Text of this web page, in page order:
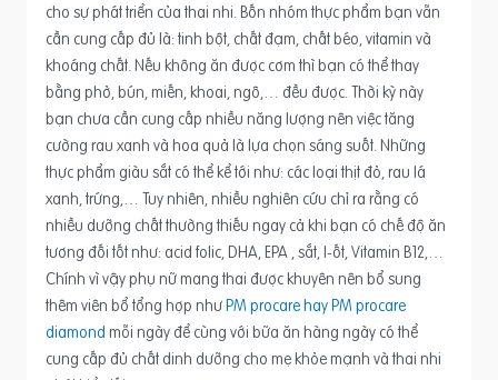
cho sự phát triển của thai nhi. Bốn nhóm thực phẩm bạn vẫn
cần cung cấp đủ là: tinh bột, chất đạm, chất béo, vitamin và
khoáng chất. Nếu không ăn được cơm thì bạn có thể thay
bằng phở, bún, miến, khoai, ngô,… đều được. Thời kỳ này
bạn chưa cần cung cấp nhiều năng lượng nên việc tăng
cường rau xanh và hoa quả là lựa chọn sáng suốt. Những
thực phẩm giàu sắt có thể kể tới như: các loại thịt đỏ, rau lá
xanh, trứng,… Tuy nhiên, nhiều nghiên cứu chỉ ra rằng có
nhiều dưỡng chất thường thiếu ngay cả khi bạn có chế độ ăn
tương đối tốt như: acid folic, DHA, EPA , sắt, I-ốt, Vitamin B12,…
Chính vì vậy phụ nữ mang thai được khuyên nên bổ sung
thêm viên bổ tổng hợp nhưPM procare hay PM procare
diamond mỗi ngày để cùng với bữa ăn hàng ngày có thể
cung cấp đủ chất dinh dưỡng cho mẹ khỏe mạnh và thai nhi